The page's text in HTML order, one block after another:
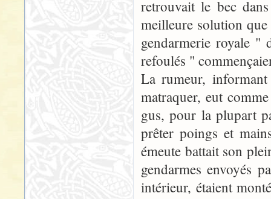
retrouvait le bec
meilleure solution
gendarmerie royale
refoulés "
La rumeur,
matraquer, eut
gus, pour la plupart
prêter poings et
émeute battait son
gendarmes envoyés
intérieur, étaient